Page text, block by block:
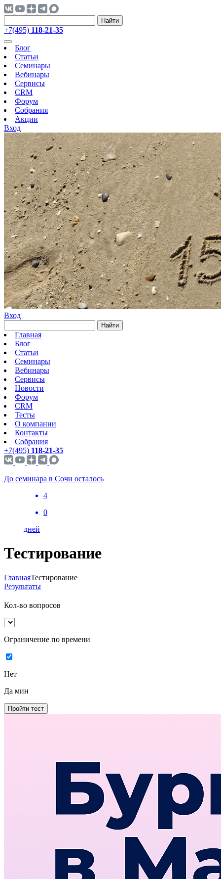
Найти
+7(495) 118-21-35
Блог
Статьи
Семинары
Вебинары
Сервисы
CRM
Форум
Собрания
Акции
Вход
Вход
Найти
Главная
Блог
Статьи
Семинары
Вебинары
Сервисы
Новости
Форум
CRM
Тесты
О компании
Контакты
Собрания
+7(495) 118-21-35
До семинара в Сочи осталось
4
0
дней
Тестирование
ГлавнаяТестирование
Результаты
Кол-во вопросов
Ограничение по времени
Нет
Да мин
Пройти тест